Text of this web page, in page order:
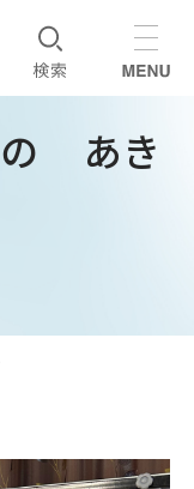
あき